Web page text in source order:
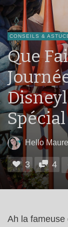
CONSEILS &
Que
Hello
3 4
Ah la fameuse